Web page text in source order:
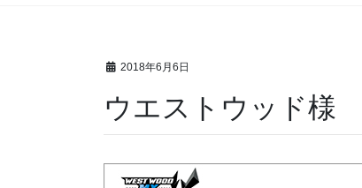
2018年6月6日
ウエストウッド様